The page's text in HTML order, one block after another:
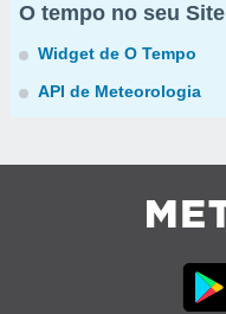
O tempo no seu Site
Widget de O Tempo
API de Meteorologia